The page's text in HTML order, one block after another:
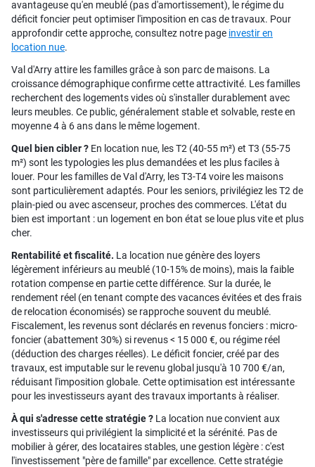
avantageuse qu'en meublé (pas d'amortissement), le régime du
déficit foncier peut optimiser l'imposition en cas de travaux. Pour
approfondir cette approche, consultez notre page investir en
location nue.
Val d'Arry attire les familles grâce à son parc de maisons. La
croissance démographique confirme cette attractivité. Les familles
recherchent des logements vides où s'installer durablement avec
leurs meubles. Ce public, généralement stable et solvable, reste en
moyenne 4 à 6 ans dans le même logement.
Quel bien cibler ? En location nue, les T2 (40-55 m²) et T3 (55-75
m²) sont les typologies les plus demandées et les plus faciles à
louer. Pour les familles de Val d'Arry, les T3-T4 voire les maisons
sont particulièrement adaptés. Pour les seniors, privilégiez les T2 de
plain-pied ou avec ascenseur, proches des commerces. L'état du
bien est important : un logement en bon état se loue plus vite et plus
cher.
Rentabilité et fiscalité. La location nue génère des loyers
légèrement inférieurs au meublé (10-15% de moins), mais la faible
rotation compense en partie cette différence. Sur la durée, le
rendement réel (en tenant compte des vacances évitées et des frais
de relocation économisés) se rapproche souvent du meublé.
Fiscalement, les revenus sont déclarés en revenus fonciers : micro-
foncier (abattement 30%) si revenus < 15 000 €, ou régime réel
(déduction des charges réelles). Le déficit foncier, créé par des
travaux, est imputable sur le revenu global jusqu'à 10 700 €/an,
réduisant l'imposition globale. Cette optimisation est intéressante
pour les investisseurs ayant des travaux importants à réaliser.
À qui s'adresse cette stratégie ? La location nue convient aux
investisseurs qui privilégient la simplicité et la sérénité. Pas de
mobilier à gérer, des locataires stables, une gestion légère : c'est
l'investissement "père de famille" par excellence. Cette stratégie